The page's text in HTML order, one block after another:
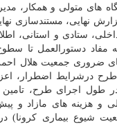
های متولی و همکار،
نهایی، مستندسازی
ستادی و استانی،
مفاد دستورالعمل تا
ضروری جمعیت هلال
طرح درشرایط اضطرار،
طول اجرای طرح،
و هزینه های مازاد و
شیوع بیماری کرونا)